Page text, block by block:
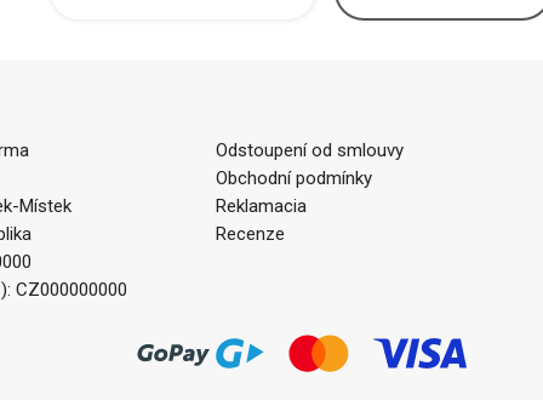
Místek
CZ000000000
Odstoupení od smlouvy
Obchodní podmínky
Reklamacia
Recenze